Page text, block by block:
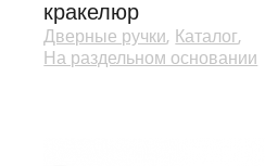
кракелюр
Дверные ручки Каталог
На раздельном основании